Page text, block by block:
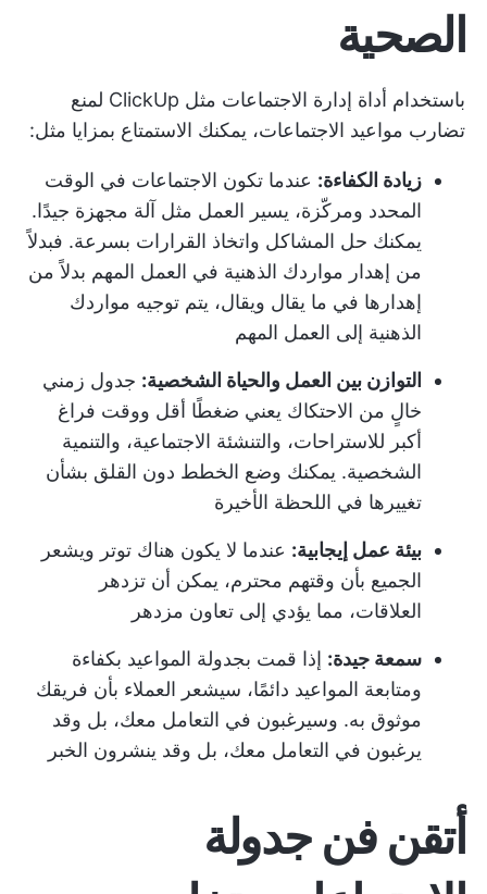
الصحية
باستخدام أداة إدارة الاجتماعات مثل ClickUp
لمنع
تضارب مواعيد الاجتماعات، يمكنك الاستمتاع بمزايا مثل:
زيادة الكفاءة: عندما تكون الاجتماعات في الوقت
المحدد ومركّزة، يسير العمل مثل آلة مجهزة جيدًا.
يمكنك حل المشاكل واتخاذ القرارات بسرعة. فبدلاً
من إهدار مواردك الذهنية في العمل المهم بدلاً من
إهدارها في ما يقال ويقال، يتم توجيه مواردك
الذهنية إلى العمل المهم
التوازن بين العمل والحياة الشخصية: جدول زمني
خالٍ من الاحتكاك يعني ضغطًا أقل ووقت فراغ
أكبر للاستراحات، والتنشئة الاجتماعية، والتنمية
الشخصية. يمكنك وضع الخطط دون القلق بشأن
تغييرها في اللحظة الأخيرة
بيئة عمل إيجابية: عندما لا يكون هناك توتر ويشعر
الجميع بأن وقتهم محترم، يمكن أن تزدهر
العلاقات، مما يؤدي إلى تعاون مزدهر
سمعة جيدة: إذا قمت بجدولة المواعيد بكفاءة
ومتابعة المواعيد دائمًا، سيشعر العملاء بأن فريقك
موثوق به. وسيرغبون في التعامل معك، بل وقد
يرغبون في التعامل معك، بل وقد ينشرون الخبر
أتقن فن جدولة